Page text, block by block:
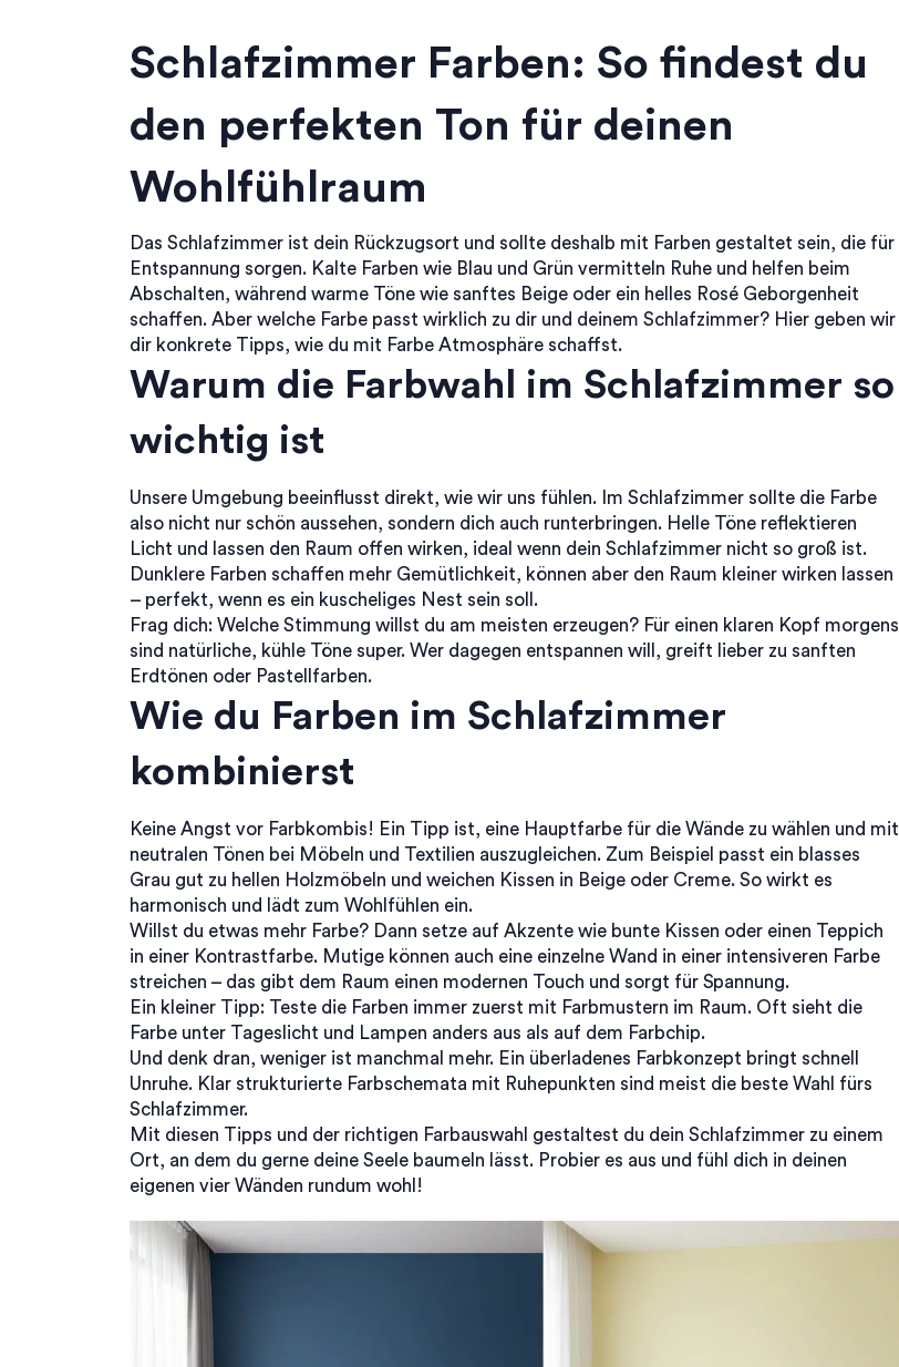
Schlafzimmer Farben: So findest du
den perfekten Ton für deinen
Wohlfühlraum
Das Schlafzimmer ist dein Rückzugsort und sollte deshalb mit Farben gestaltet sein, die für
Entspannung sorgen. Kalte Farben wie Blau und Grün vermitteln Ruhe und helfen beim
Abschalten, während warme Töne wie sanftes Beige oder ein helles Rosé Geborgenheit
schaffen. Aber welche Farbe passt wirklich zu dir und deinem Schlafzimmer? Hier geben wir
dir konkrete Tipps, wie du mit Farbe Atmosphäre schaffst.
Warum die Farbwahl im Schlafzimmer so
wichtig ist
Unsere Umgebung beeinflusst direkt, wie wir uns fühlen. Im Schlafzimmer sollte die Farbe
also nicht nur schön aussehen, sondern dich auch runterbringen. Helle Töne reflektieren
Licht und lassen den Raum offen wirken, ideal wenn dein Schlafzimmer nicht so groß ist.
Dunklere Farben schaffen mehr Gemütlichkeit, können aber den Raum kleiner wirken lassen
– perfekt, wenn es ein kuscheliges Nest sein soll.
Frag dich: Welche Stimmung willst du am meisten erzeugen? Für einen klaren Kopf morgens
sind natürliche, kühle Töne super. Wer dagegen entspannen will, greift lieber zu sanften
Erdtönen oder Pastellfarben.
Wie du Farben im Schlafzimmer
kombinierst
Keine Angst vor Farbkombis! Ein Tipp ist, eine Hauptfarbe für die Wände zu wählen und mit
neutralen Tönen bei Möbeln und Textilien auszugleichen. Zum Beispiel passt ein blasses
Grau gut zu hellen Holzmöbeln und weichen Kissen in Beige oder Creme. So wirkt es
harmonisch und lädt zum Wohlfühlen ein.
Willst du etwas mehr Farbe? Dann setze auf Akzente wie bunte Kissen oder einen Teppich
in einer Kontrastfarbe. Mutige können auch eine einzelne Wand in einer intensiveren Farbe
streichen – das gibt dem Raum einen modernen Touch und sorgt für Spannung.
Ein kleiner Tipp: Teste die Farben immer zuerst mit Farbmustern im Raum. Oft sieht die
Farbe unter Tageslicht und Lampen anders aus als auf dem Farbchip.
Und denk dran, weniger ist manchmal mehr. Ein überladenes Farbkonzept bringt schnell
Unruhe. Klar strukturierte Farbschemata mit Ruhepunkten sind meist die beste Wahl fürs
Schlafzimmer.
Mit diesen Tipps und der richtigen Farbauswahl gestaltest du dein Schlafzimmer zu einem
Ort, an dem du gerne deine Seele baumeln lässt. Probier es aus und fühl dich in deinen
eigenen vier Wänden rundum wohl!